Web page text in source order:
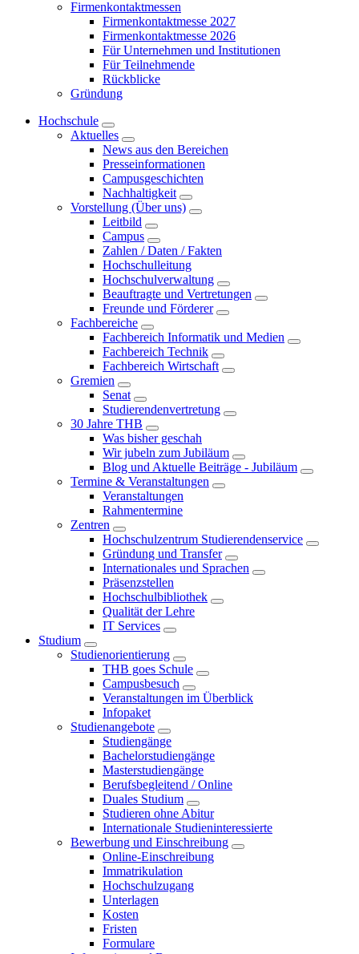
Firmenkontaktmessen
Firmenkontaktmesse 2027
Firmenkontaktmesse 2026
Für Unternehmen und Institutionen
Für Teilnehmende
Rückblicke
Gründung
Hochschule
Aktuelles
News aus den Bereichen
Presseinformationen
Campusgeschichten
Nachhaltigkeit
Vorstellung (Über uns)
Leitbild
Campus
Zahlen / Daten / Fakten
Hochschulleitung
Hochschulverwaltung
Beauftragte und Vertretungen
Freunde und Förderer
Fachbereiche
Fachbereich Informatik und Medien
Fachbereich Technik
Fachbereich Wirtschaft
Gremien
Senat
Studierendenvertretung
30 Jahre THB
Was bisher geschah
Wir jubeln zum Jubiläum
Blog und Aktuelle Beiträge - Jubiläum
Termine & Veranstaltungen
Veranstaltungen
Rahmentermine
Zentren
Hochschulzentrum Studierendenservice
Gründung und Transfer
Internationales und Sprachen
Präsenzstellen
Hochschulbibliothek
Qualität der Lehre
IT Services
Studium
Studienorientierung
THB goes Schule
Campusbesuch
Veranstaltungen im Überblick
Infopaket
Studienangebote
Studiengänge
Bachelorstudiengänge
Masterstudiengänge
Berufsbegleitend / Online
Duales Studium
Studieren ohne Abitur
Internationale Studieninteressierte
Bewerbung und Einschreibung
Online-Einschreibung
Immatrikulation
Hochschulzugang
Unterlagen
Kosten
Fristen
Formulare